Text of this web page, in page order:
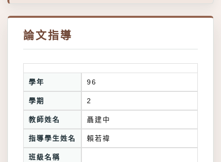
論文指導
學年 96
學期 2
教師姓名 聶建中
指導學生姓名 賴若禕
班級名稱